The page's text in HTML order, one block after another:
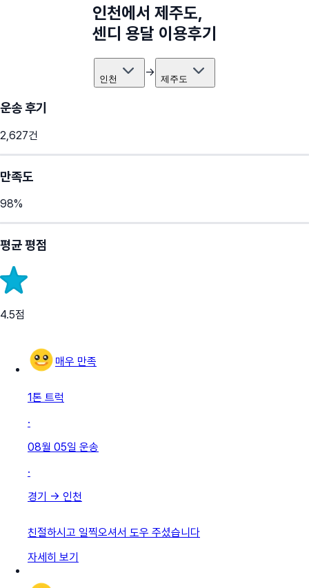
인천에서 제주도,
센디 용달 이용후기
인천 → 제주도
운송 후기
2,627건
만족도
98%
평균 평점
4.5점
매우 만족
1톤 트럭
·
08월 05일 운송
·
경기 → 인천
친절하시고 일찍오셔서 도우 주셨습니다
자세히 보기